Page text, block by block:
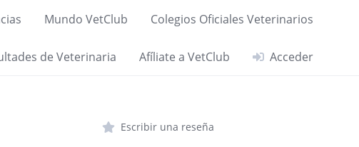
Mundo VetClub Colegios Oficiales Veterinarios
de Veterinaria Afíliate a VetClub Acceder
Escribir una reseña